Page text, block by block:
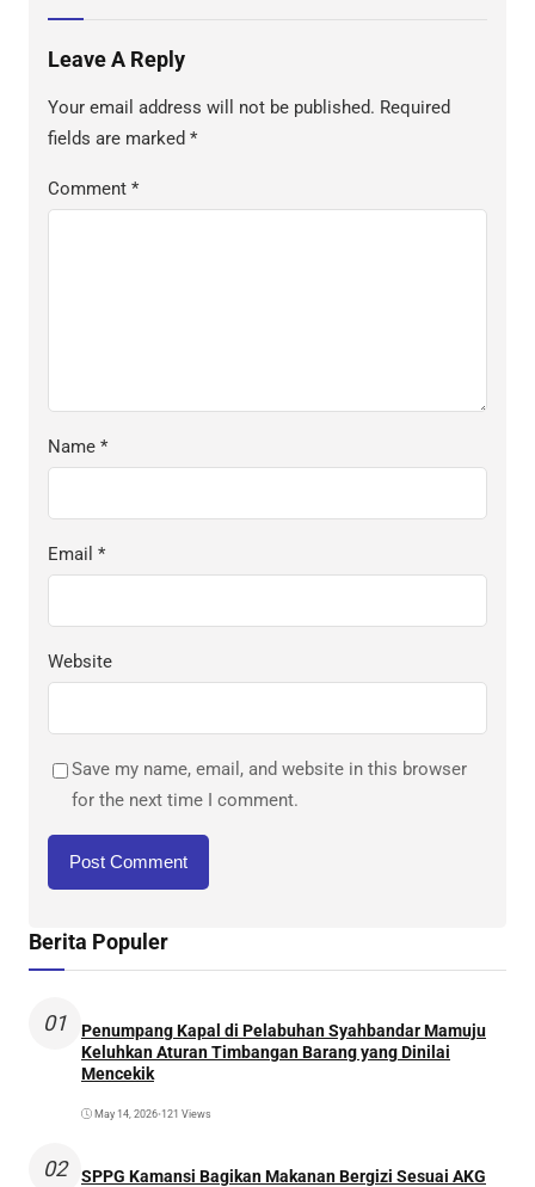
Leave A Reply
Your email address will not be published. Required
fields are marked *
Comment *
Name *
Email *
Website
Save my name, email, and website in this browser
for the next time I comment.
Berita Populer
01
Penumpang Kapal di Pelabuhan Syahbandar Mamuju
Keluhkan Aturan Timbangan Barang yang Dinilai
Mencekik
May 14, 2026•121 Views
02 SPPG Kamansi Bagikan Makanan Bergizi Sesuai AKG